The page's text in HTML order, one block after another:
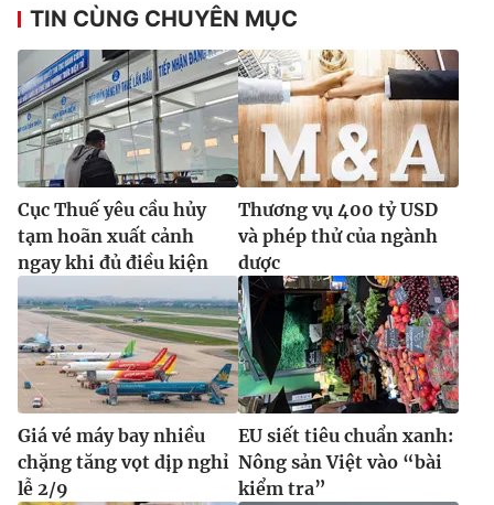
TIN CÙNG CHUYÊN MỤC
Cục Thuế yêu cầu hủy
tạm hoãn xuất cảnh
ngay khi đủ điều kiện
Thương vụ 400 tỷ USD
và phép thử của ngành
dược
Giá vé máy bay nhiều
chặng tăng vọt dịp nghỉ
lễ 2/9
EU siết tiêu chuẩn xanh:
Nông sản Việt vào “bài
kiểm tra”